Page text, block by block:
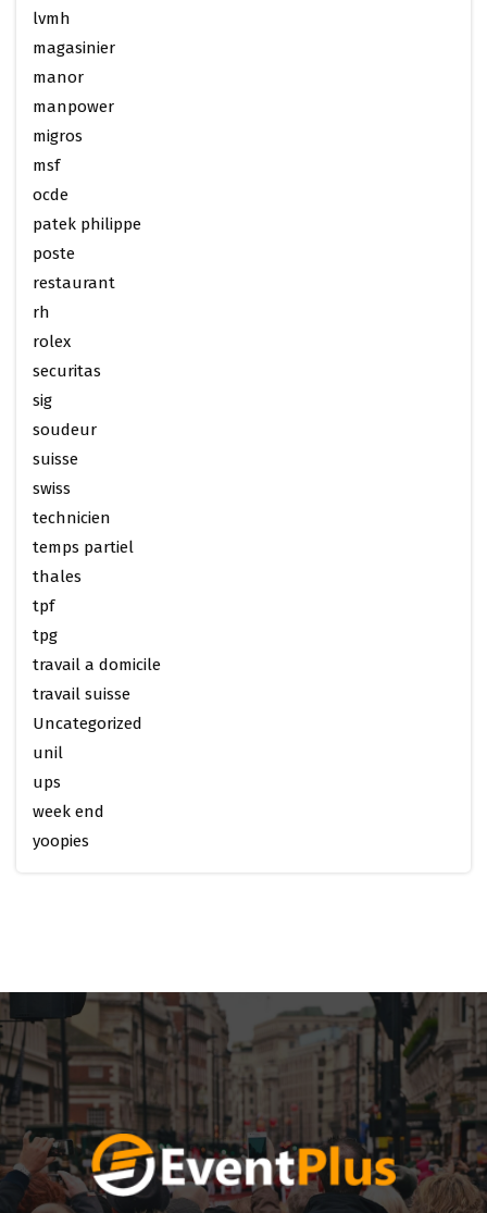
lvmh
magasinier
manor
manpower
migros
msf
ocde
patek philippe
poste
restaurant
rh
rolex
securitas
sig
soudeur
suisse
swiss
technicien
temps partiel
thales
tpf
tpg
travail a domicile
travail suisse
Uncategorized
unil
ups
week end
yoopies